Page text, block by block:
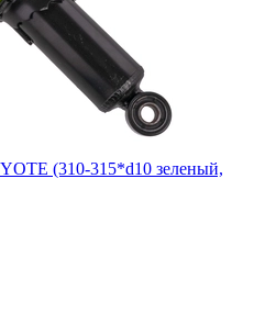
(310-315*d10 зеленый,